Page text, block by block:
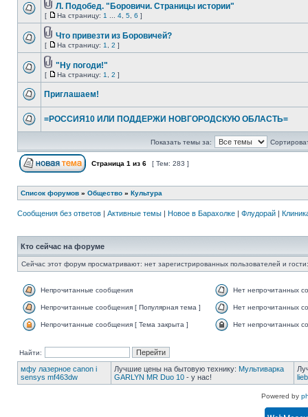
Л. Подобед. "Боровичи. Страницы истории"
[ На страницу: 1 4 5 6 ]
Что привезти из Боровичей?
[ На страницу: 1 2 ]
"Ну погоди!"
[ На страницу: 1 2 ]
Приглашаем!
=РОССИЯ10 ИЛИ ПОДДЕРЖИ НОВГОРОДСКУЮ ОБЛАСТЬ=
Показать темы за:
Страница 1 из 6 [ Тем: 283 ]
Список форумов » Общество » Культура
Сообщения без ответов | Активные темы | Новое в Барахолке | Флудорай |
Кто сейчас на форуме
Сейчас этот форум просматривают: нет зарегистрированных пользователей и
Непрочитанные сообщения Нет непрочитанных
Непрочитанные сообщения [ Популярная тема ] Нет непрочитанных
Непрочитанные сообщения [ Тема закрыта ] Нет непрочитанных
Найти:
мфу лазерное canon i
sensys mf463dw
Лучшие цены на бытовую технику: Мультиварка
GARLYN MR Duo 10 - у нас!
Powered by